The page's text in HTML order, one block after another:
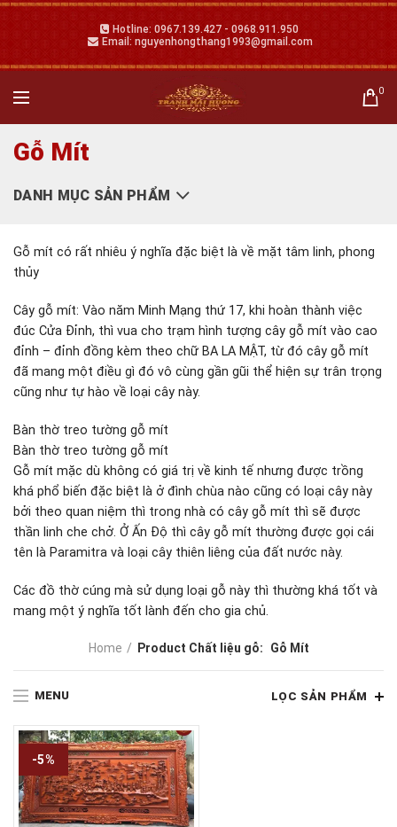
Hotline: 0967.139.427 - 0968.911.950
Email: nguyenhongthang1993@gmail.com
0
Gỗ Mít
DANH MỤC SẢN PHẨM
Gỗ mít có rất nhiêu ý nghĩa đặc biệt là về mặt tâm linh, phong
thủy
Cây gỗ mít: Vào năm Minh Mạng thứ 17, khi hoàn thành việc
đúc Cửa Đỉnh, thì vua cho trạm hình tượng cây gỗ mít vào cao
đỉnh – đỉnh đồng kèm theo chữ BA LA MẬT, từ đó cây gỗ mít
đã mang một điều gì đó vô cùng gần gũi thể hiện sự trân trọng
cũng như tự hào về loại cây này.
Bàn thờ treo tường gỗ mít
Bàn thờ treo tường gỗ mít
Gỗ mít mặc dù không có giá trị về kinh tế nhưng được trồng
khá phổ biến đặc biệt là ở đình chùa nào cũng có loại cây này
bởi theo quan niệm thì trong nhà có cây gỗ mít thì sẽ được
thần linh che chở. Ở Ấn Độ thì cây gỗ mít thường được gọi cái
tên là Paramitra và loại cây thiên liêng của đất nước này.
Các đồ thờ cúng mà sử dụng loại gỗ này thì thường khá tốt và
mang một ý nghĩa tốt lành đến cho gia chủ.
Home Product Chất liệu gỗ: Gỗ Mít
MENU LỌC SẢN PHẨM
-5%